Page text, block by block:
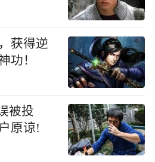
获得逆
功！
被投
原谅!